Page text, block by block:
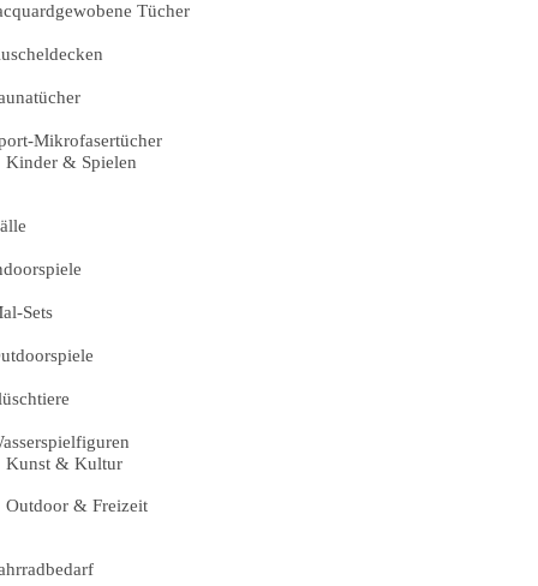
Tücher
Mikrofasertücher
Kinder & Spielen
Sets
Kunst & Kultur
Outdoor & Freizeit